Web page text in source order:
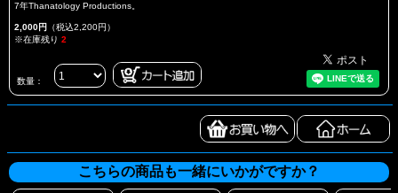
7年Thanatology Productions。
2,000円 （税込2,200円）
※在庫残り 2
数量：
こちらの商品も一緒にいかがですか？